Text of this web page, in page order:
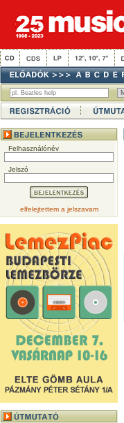
Felhasználónév
Jelszó
elfelejtettem a jelszavam